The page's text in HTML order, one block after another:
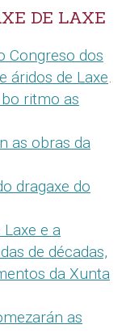
DE LAXE
Congreso dos
áridos de Laxe.
ritmo as
as obras da
dragaxe do
Laxe e a
de décadas,
da Xunta
as